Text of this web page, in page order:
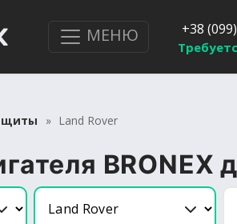
МЕНЮ +38
Land Rover
BRONEX